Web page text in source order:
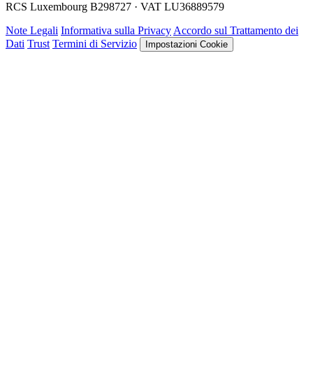
RCS Luxembourg B298727 · VAT LU36889579
Note Legali Informativa sulla Privacy Accordo sul Trattamento dei
Dati Trust Termini di Servizio Impostazioni Cookie